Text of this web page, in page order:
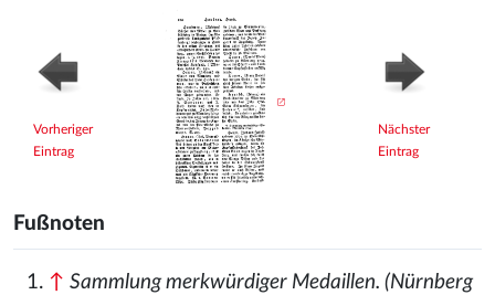
Vorheriger
Eintrag
Nächster
Eintrag
Fußnoten
↑ Sammlung merkwürdiger Medaillen. (Nürnberg